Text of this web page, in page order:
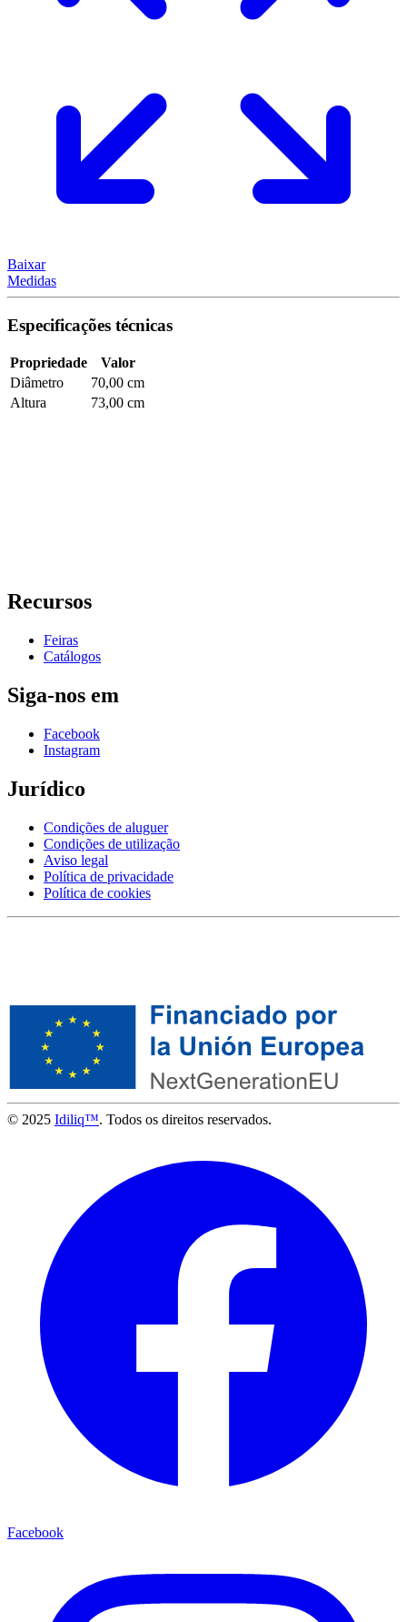
Baixar
Medidas
Especificações técnicas
Propriedade
Valor
Diâmetro
70,00 cm
Altura
73,00 cm
Recursos
Feiras
Catálogos
Siga-nos em
Facebook
Instagram
Jurídico
Condições de aluguer
Condições de utilização
Aviso legal
Política de privacidade
Política de cookies
© 2025 Idiliq™. Todos os direitos reservados.
Facebook